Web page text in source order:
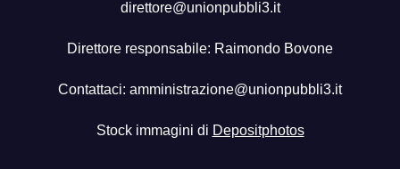
direttore@unionpubbli3.it
Direttore responsabile: Raimondo Bovone
Contattaci: amministrazione@unionpubbli3.it
Stock immagini di Depositphotos